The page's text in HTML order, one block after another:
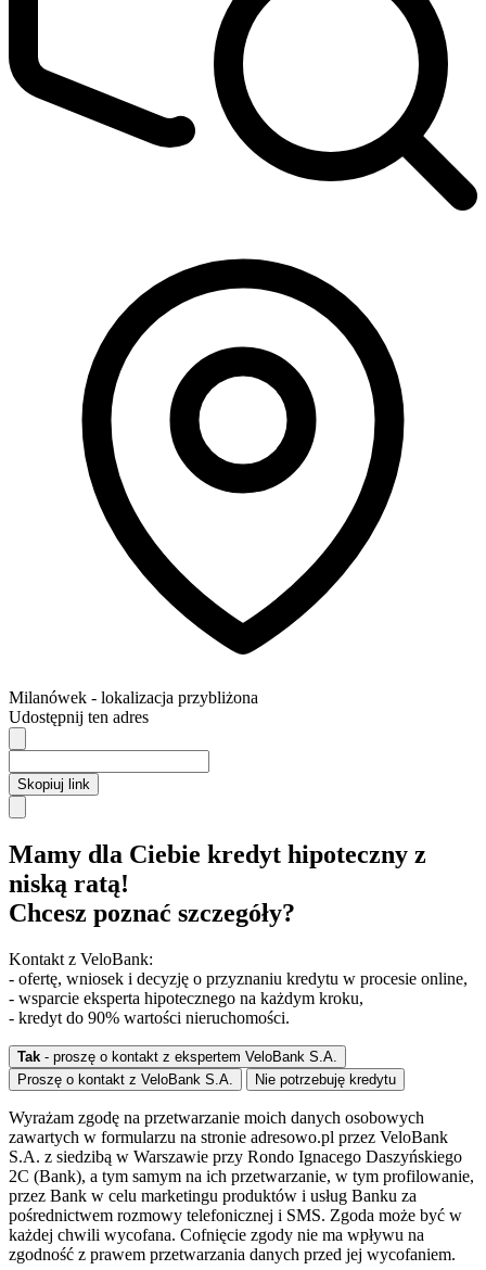
Milanówek - lokalizacja przybliżona
Udostępnij ten adres
Skopiuj link
Mamy dla Ciebie kredyt hipoteczny z
niską ratą!
Chcesz poznać szczegóły?
Kontakt z VeloBank:
- ofertę, wniosek i decyzję o przyznaniu kredytu w procesie online,
- wsparcie eksperta hipotecznego na każdym kroku,
- kredyt do 90% wartości nieruchomości.
Tak - proszę o kontakt z ekspertem VeloBank S.A.
Proszę o kontakt z VeloBank S.A.
Nie potrzebuję kredytu
Wyrażam zgodę na przetwarzanie moich danych osobowych
zawartych w formularzu na stronie adresowo.pl przez VeloBank
S.A. z siedzibą w Warszawie przy Rondo Ignacego Daszyńskiego
2C (Bank), a tym samym na ich przetwarzanie, w tym profilowanie,
przez Bank w celu marketingu produktów i usług Banku za
pośrednictwem rozmowy telefonicznej i SMS. Zgoda może być w
każdej chwili wycofana. Cofnięcie zgody nie ma wpływu na
zgodność z prawem przetwarzania danych przed jej wycofaniem.